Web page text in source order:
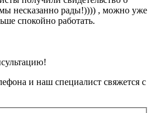
несказанно рады!)))) , можно уже
спокойно работать.
и наш специалист свяжется с